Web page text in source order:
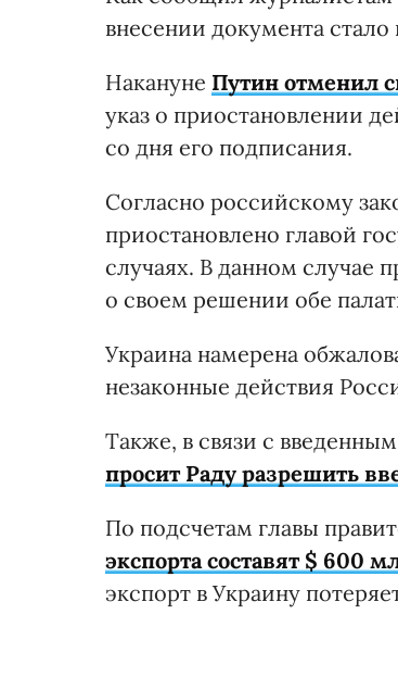
внесении документа стало
Накануне Путин отменил
указ о приостановлении
со дня его подписания.
Согласно российскому
приостановлено главой
случаях. В данном случае
о своем решении обе
Украина намерена
незаконные действия
Также, в связи с
просит Раду разрешить
По подсчетам главы
экспорта составят $ 600
экспорт в Украину